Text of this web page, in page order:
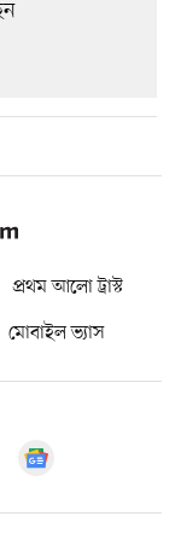
প্রথম আলো ট্রাস্ট
মোবাইল ভ্যাস